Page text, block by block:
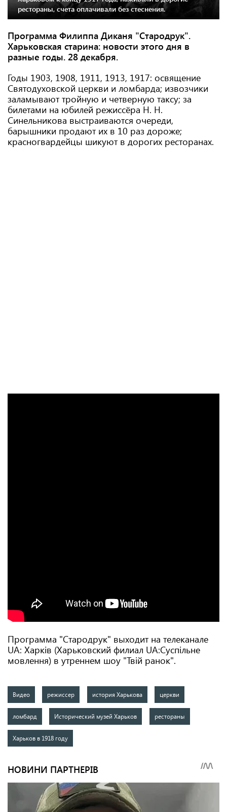
рестораны, счета оплачивали без стеснения.
Программа Филиппа Диканя "Стародрук".
Харьковская старина: новости этого дня в
разные годы. 28 декабря.
Годы 1903, 1908, 1911, 1913, 1917: освящение
Святодуховской церкви и ломбарда; извозчики
заламывают тройную и четверную таксу; за
билетами на юбилей режиссёра Н. Н.
Синельникова выстраиваются очереди,
барышники продают их в 10 раз дороже;
красногвардейцы шикуют в дорогих ресторанах.
Программа "Стародрук" выходит на телеканале
UA: Харків (Харьковский филиал UA:Суспільне
мовлення) в утреннем шоу "Твій ранок".
Видео режиссер история Харькова церкви
ломбард Исторический музей Харьков рестораны
Харьков в 1918 году